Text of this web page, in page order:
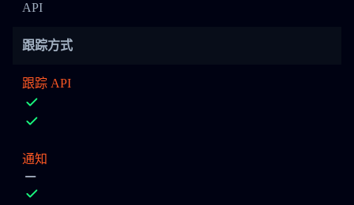
API
跟踪方式
跟踪 API
通知